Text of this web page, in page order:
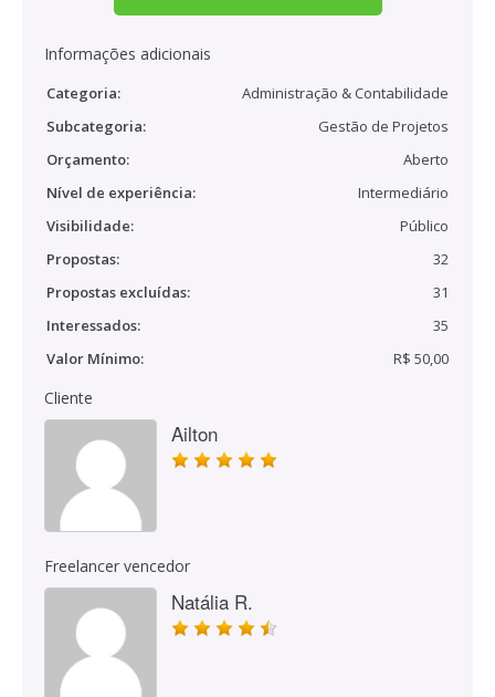
Informações adicionais
Categoria:
Administração & Contabilidade
Subcategoria:
Gestão de Projetos
Orçamento:
Aberto
Nível de experiência:
Intermediário
Visibilidade:
Público
Propostas:
32
Propostas excluídas:
31
Interessados:
35
Valor Mínimo:
R$ 50,00
Cliente
Ailton
Freelancer vencedor
Natália R.